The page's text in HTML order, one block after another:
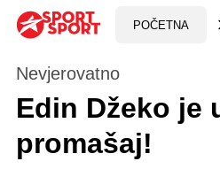
POČETNA
Nevjerovatno
Edin Džeko je
promašaj!